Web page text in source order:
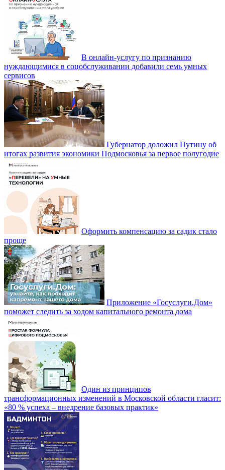
В онлайн-услугу по признанию
нуждающимися в соцобслуживании добавили семь умных
сервисов
Губернатор доложил Путину об
итогах развития экономики Подмосковья за первое полугодие
Оформить компенсацию за садик стало
проще
Приложение «Госуслуги.Дом»
поможет следить за ходом капитального ремонта дома
Один из принципов
трансформационных изменений в Московской области гласит:
«80 % успеха – внедрение базовых практик»